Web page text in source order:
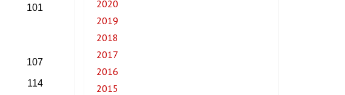
101
107
114
2020
2019
2018
2017
2016
2015